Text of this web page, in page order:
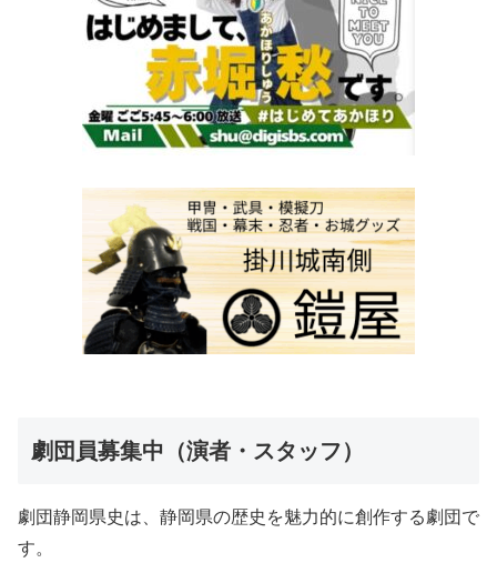
劇団員募集中（演者・スタッフ）
劇団静岡県史は、静岡県の歴史を魅力的に創作する劇団で
す。